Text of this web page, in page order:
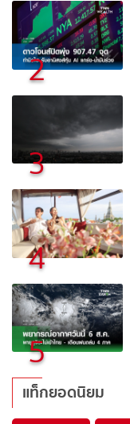
2
3
4
5
แท็กยอดนิยม